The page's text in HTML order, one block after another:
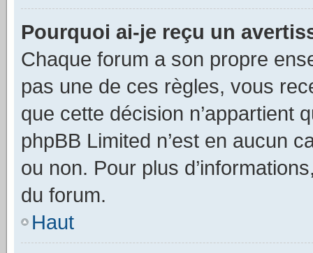
Pourquoi ai-je reçu un
Chaque forum a son propre
pas une de ces règles, vous
que cette décision n’appartient
phpBB Limited n’est en aucun
ou non. Pour plus
du forum.
Haut